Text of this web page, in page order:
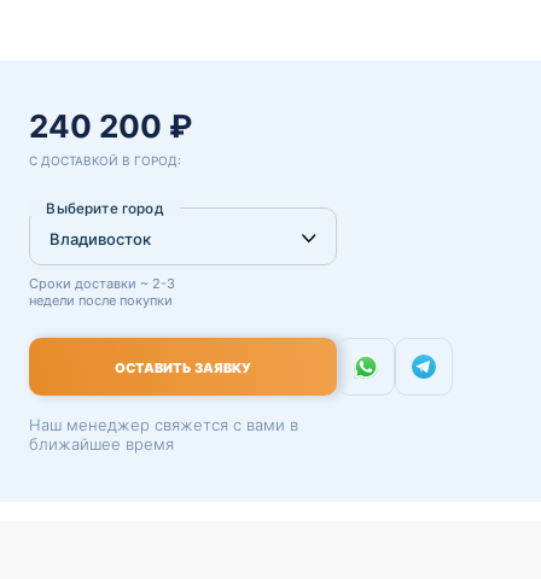
240 200 ₽
С ДОСТАВКОЙ В ГОРОД:
Выберите город
Сроки доставки ~ 2-3
недели после покупки
ОСТАВИТЬ ЗАЯВКУ
Наш менеджер свяжется с вами в
ближайшее время